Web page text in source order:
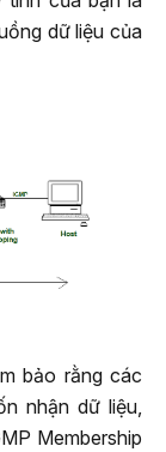
dữ liệu của
bảo rằng các
nhận dữ liệu,
Membership